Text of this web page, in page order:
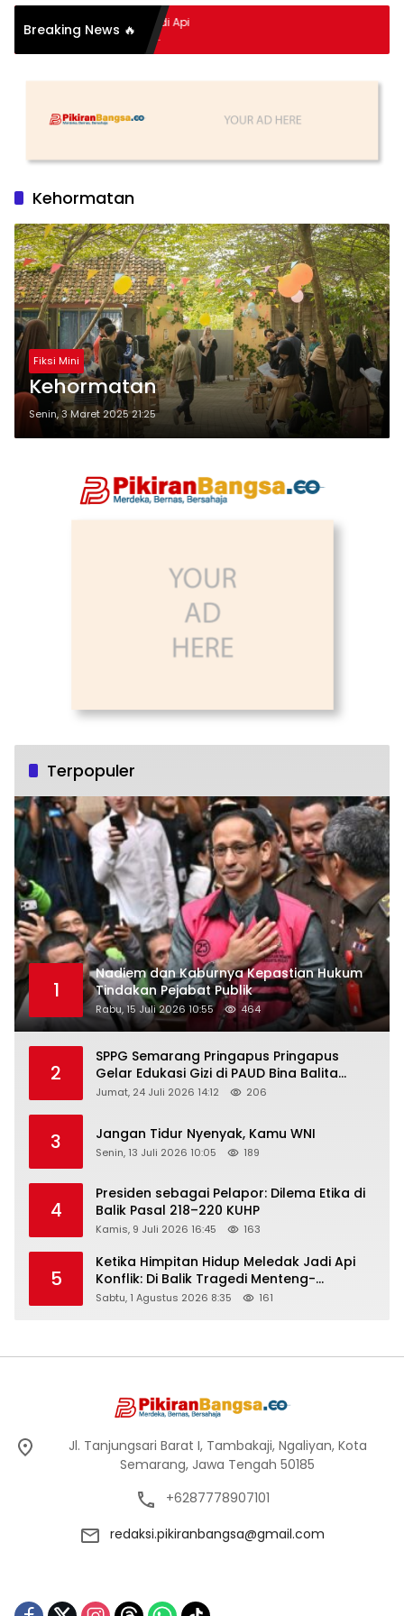
Breaking News 🔥
Hidup Meledak Jadi Api
Tragedi Menteng-
Hingga Maling Ayam di Bali
Kehormatan
Fiksi Mini
Kehormatan
Senin, 3 Maret 2025 21:25
Terpopuler
1
Nadiem dan Kaburnya Kepastian Hukum
Tindakan Pejabat Publik
Rabu, 15 Juli 2026 10:55 464
2
SPPG Semarang Pringapus Pringapus
Gelar Edukasi Gizi di PAUD Bina Balita
Peringati Hari Anak Nasional 2026
Jumat, 24 Juli 2026 14:12 206
3 Jangan Tidur Nyenyak, Kamu WNI
Senin, 13 Juli 2026 10:05 189
4
Presiden sebagai Pelapor: Dilema Etika di
Balik Pasal 218–220 KUHP
Kamis, 9 Juli 2026 16:45 163
5
Ketika Himpitan Hidup Meledak Jadi Api
Konflik: Di Balik Tragedi Menteng-
Matraman Hingga Maling Ayam di Bali
Sabtu, 1 Agustus 2026 8:35 161
Jl. Tanjungsari Barat I, Tambakaji, Ngaliyan, Kota
Semarang, Jawa Tengah 50185
+6287778907101
redaksi.pikiranbangsa@gmail.com